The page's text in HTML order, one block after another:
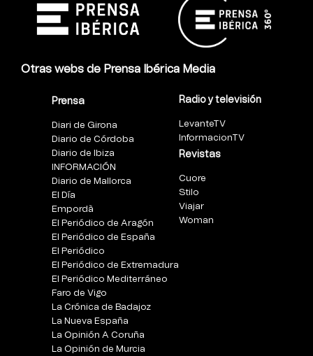
Otras webs de Prensa Ibérica Media
Prensa
Diari de Girona
Diario de Córdoba
Diario de Ibiza
INFORMACIÓN
Diario de Mallorca
El Día
Empordà
El Periódico de Aragón
El Periódico de España
El Periódico
El Periódico de Extremadura
El Periódico Mediterráneo
Faro de Vigo
La Crónica de Badajoz
La Nueva España
La Opinión A Coruña
La Opinión de Murcia
Radio y televisión
LevanteTV
InformacionTV
Revistas
Cuore
Stilo
Viajar
Woman